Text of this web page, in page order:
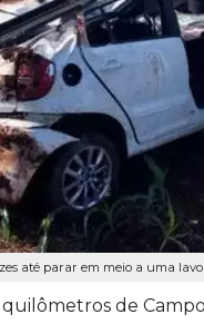
até parar em meio a uma
de